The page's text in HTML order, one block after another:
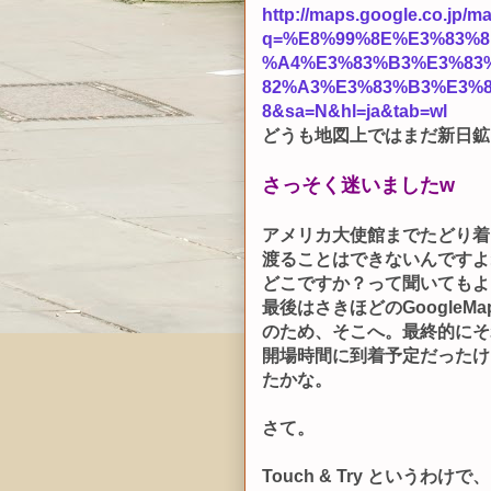
http://maps.google.co.jp/
8&sa=N&hl=ja&tab=wl
どうも地図上ではまだ新日
さっそく迷いましたw
アメリカ大使館までたどり
渡ることはできないんです
どこですか？って聞いても
最後はさきほどの
のため、そこへ。最終的に
開場時間に到着予定だった
たかな。
さて。
Touch & Try というわけで